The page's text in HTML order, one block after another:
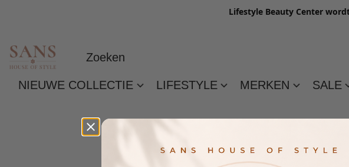
Lifestyle Beauty Center
NIEUWE COLLECTIE LIFESTYLE MERKEN SALE